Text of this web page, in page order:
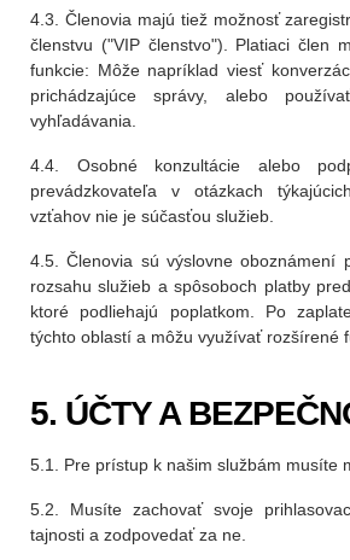
4.3. Členovia majú tiež možnosť
členstvu ("VIP členstvo"). Platiaci člen
funkcie: Môže napríklad viesť
prichádzajúce správy, alebo
vyhľadávania.
4.4. Osobné konzultácie alebo
prevádzkovateľa v otázkach
vzťahov nie je súčasťou služieb.
4.5. Členovia sú výslovne oboznámení
rozsahu služieb a spôsoboch platby
ktoré podliehajú poplatkom. Po
týchto oblastí a môžu využívať rozšírené
5. ÚČTY A
5.1. Pre prístup k našim službám musíte
5.2. Musíte zachovať svoje
tajnosti a zodpovedať za ne.